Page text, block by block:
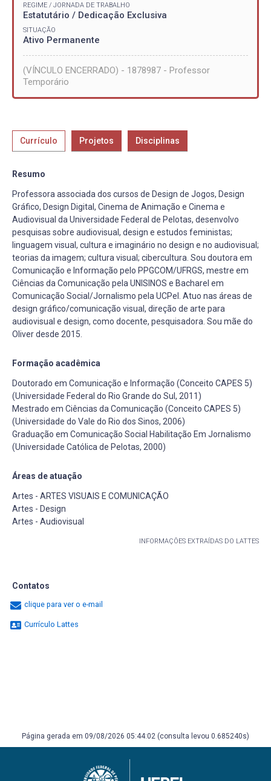
REGIME / JORNADA DE TRABALHO
Estatutário / Dedicação Exclusiva
SITUAÇÃO
Ativo Permanente
(VÍNCULO ENCERRADO) - 1878987 - Professor
Temporário
Currículo Projetos Disciplinas
Resumo
Professora associada dos cursos de Design de Jogos, Design
Gráfico, Design Digital, Cinema de Animação e Cinema e
Audiovisual da Universidade Federal de Pelotas, desenvolvo
pesquisas sobre audiovisual, design e estudos feministas;
linguagem visual, cultura e imaginário no design e no audiovisual;
teorias da imagem; cultura visual; cibercultura. Sou doutora em
Comunicação e Informação pelo PPGCOM/UFRGS, mestre em
Ciências da Comunicação pela UNISINOS e Bacharel em
Comunicação Social/Jornalismo pela UCPel. Atuo nas áreas de
design gráfico/comunicação visual, direção de arte para
audiovisual e design, como docente, pesquisadora. Sou mãe do
Oliver desde 2015.
Formação acadêmica
Doutorado em Comunicação e Informação (Conceito CAPES 5)
(Universidade Federal do Rio Grande do Sul, 2011)
Mestrado em Ciências da Comunicação (Conceito CAPES 5)
(Universidade do Vale do Rio dos Sinos, 2006)
Graduação em Comunicação Social Habilitação Em Jornalismo
(Universidade Católica de Pelotas, 2000)
Áreas de atuação
Artes - ARTES VISUAIS E COMUNICAÇÃO
Artes - Design
Artes - Audiovisual
INFORMAÇÕES EXTRAÍDAS DO LATTES
Contatos
clique para ver o e-mail
Currículo Lattes
Página gerada em 09/08/2026 05:44:02 (consulta levou 0.685240s)